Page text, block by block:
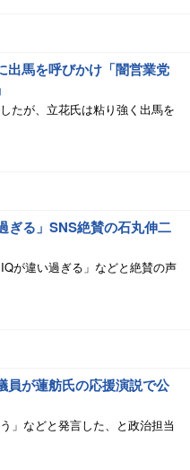
出馬を呼びかけ「闇営業党
たが、立花氏は粘り強く出馬を
ぎる」SNS絶賛の石丸伸二
が違い過ぎる」などと絶賛の声
員が蓮舫氏の応援演説で公
」などと発言した、と政治担当